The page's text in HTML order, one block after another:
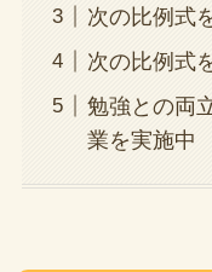
次の比例式
次の比例式
勉強との両
業を実施中